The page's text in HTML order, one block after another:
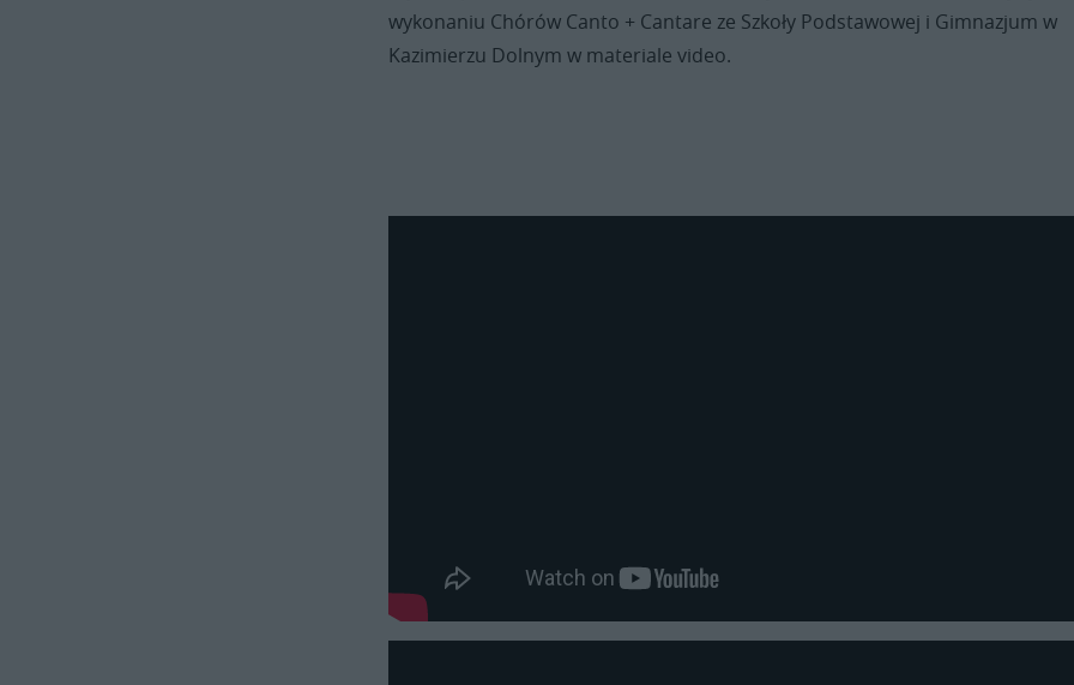
wykonaniu Chórów Canto + Cantare ze Szkoły Podstawowej i Gimnazjum w
Kazimierzu Dolnym w materiale video.